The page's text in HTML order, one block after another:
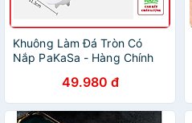
Khuông Làm Đá Tròn Có
Nắp PaKaSa - Hàng Chính
49.980 đ